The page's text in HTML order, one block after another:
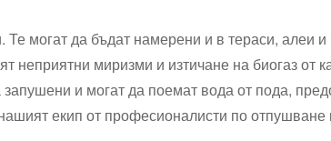
могат да бъдат намерени и в тераси, алеи
миризми и изтичане на биогаз от
и могат да поемат вода от пода,
екип от професионалисти по